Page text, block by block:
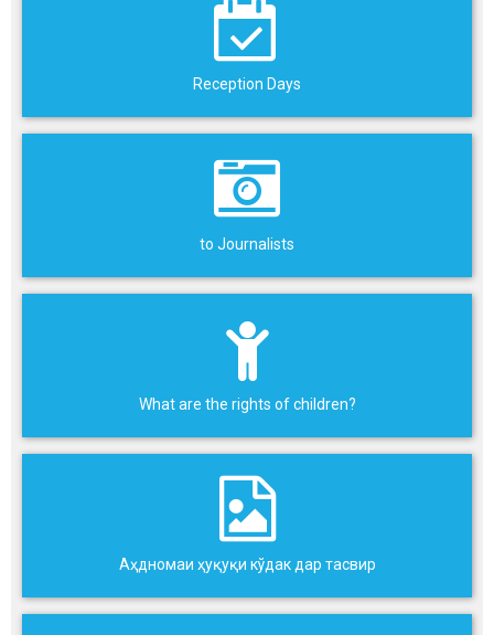
Reception Days
to Journalists
What are the rights of children?
Аҳдномаи ҳуқуқи кўдак дар тасвир